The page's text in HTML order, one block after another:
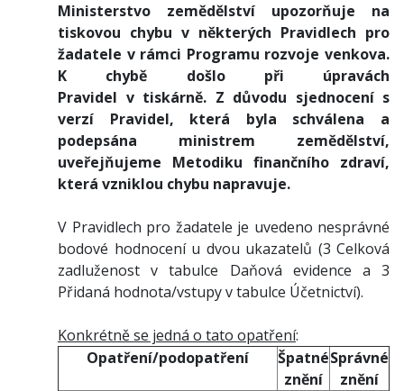
Ministerstvo zemědělství upozorňuje na
tiskovou chybu v některých Pravidlech pro
žadatele v rámci Programu rozvoje venkova.
K chybě došlo při úpravách
Pravidel v tiskárně. Z důvodu sjednocení s
verzí Pravidel, která byla schválena a
podepsána ministrem zemědělství,
uveřejňujeme Metodiku finančního zdraví,
která vzniklou chybu napravuje.
V Pravidlech pro žadatele je uvedeno nesprávné
bodové hodnocení u dvou ukazatelů (3 Celková
zadluženost v tabulce Daňová evidence a 3
Přidaná hodnota/vstupy v tabulce Účetnictví).
Konkrétně se jedná o tato opatření:
Opatření/podopatření
Špatné
znění
Správné
znění